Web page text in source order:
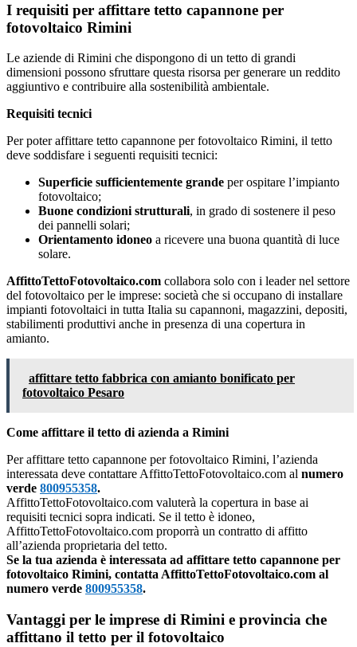
I requisiti per affittare tetto capannone per
fotovoltaico Rimini
Le aziende di Rimini che dispongono di un tetto di grandi
dimensioni possono sfruttare questa risorsa per generare un reddito
aggiuntivo e contribuire alla sostenibilità ambientale.
Requisiti tecnici
Per poter affittare tetto capannone per fotovoltaico Rimini, il tetto
deve soddisfare i seguenti requisiti tecnici:
Superficie sufficientemente grande per ospitare l’impianto
fotovoltaico;
Buone condizioni strutturali, in grado di sostenere il peso
dei pannelli solari;
Orientamento idoneo a ricevere una buona quantità di luce
solare.
AffittoTettoFotovoltaico.com collabora solo con i leader nel settore
del fotovoltaico per le imprese: società che si occupano di installare
impianti fotovoltaici in tutta Italia su capannoni, magazzini, depositi,
stabilimenti produttivi anche in presenza di una copertura in
amianto.
affittare tetto fabbrica con amianto bonificato per
fotovoltaico Pesaro
Come affittare il tetto di azienda a Rimini
Per affittare tetto capannone per fotovoltaico Rimini, l’azienda
interessata deve contattare AffittoTettoFotovoltaico.com al numero
verde 800955358.
AffittoTettoFotovoltaico.com valuterà la copertura in base ai
requisiti tecnici sopra indicati. Se il tetto è idoneo,
AffittoTettoFotovoltaico.com proporrà un contratto di affitto
all’azienda proprietaria del tetto.
Se la tua azienda è interessata ad affittare tetto capannone per
fotovoltaico Rimini, contatta AffittoTettoFotovoltaico.com al
numero verde 800955358.
Vantaggi per le imprese di Rimini e provincia che
affittano il tetto per il fotovoltaico